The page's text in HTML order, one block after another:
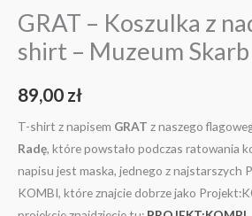
GRAT – Koszulka z
shirt – Muzeum
89,00 zł
T-shirt z napisem GRAT z naszego
Radę, które powstało podczas ratowania
napisu jest maska, jednego z najstarszych
KOMBI, które znajcie dobrze jako